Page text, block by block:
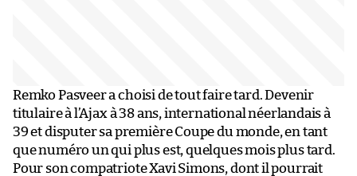
Remko Pasveer a choisi de tout faire tard. Devenir
titulaire à l’Ajax à 38 ans, international néerlandais à
39 et disputer sa première Coupe du monde, en tant
que numéro un qui plus est, quelques mois plus tard.
Pour son compatriote Xavi Simons, dont il pourrait